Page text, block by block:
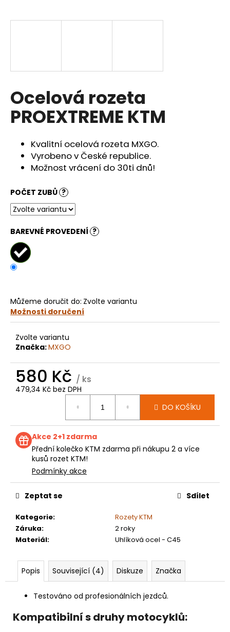
Ocelová rozeta
PROEXTREME KTM
Kvalitní ocelová rozeta MXGO.
Vyrobeno v České republice.
Možnost vrácení do 30ti dnů!
POČET ZUBŮ ?
BAREVNÉ PROVEDENÍ ?
Můžeme doručit do: Zvolte variantu
Možnosti doručení
Zvolte variantu
Značka:MXGO
580 Kč / ks
479,34 Kč bez DPH
DO KOŠÍKU
Akce 2+1 zdarma
Přední kolečko KTM zdarma při nákupu 2 a více
kusů rozet KTM!
Podmínky akce
Kategorie:
Rozety KTM
Záruka:
2 roky
Materiál: Uhlíková ocel - C45
Zeptat se Sdílet
Popis Související (4) Diskuze Značka
Testováno od profesionálních jezdců.
Kompatibilní s druhy motocyklů:
j
?
HLEDAT
p
o
r
č
u
j
e
KOLEČKO
MC85
E1247
Kč